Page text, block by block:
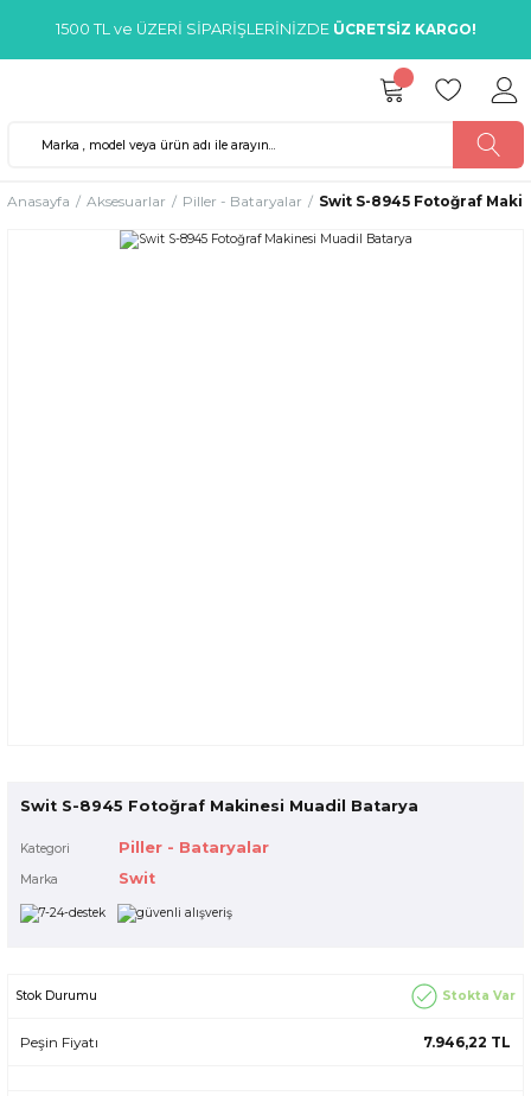
1500 TL ve ÜZERİ SİPARİŞLERİNİZDE ÜCRETSİZ KARGO!
Anasayfa Aksesuarlar Piller - Bataryalar Swit S-8945 Fotoğraf
Swit S-8945 Fotoğraf Makinesi Muadil Batarya
Kategori Piller - Bataryalar
Marka Swit
Stok Durumu Stokta Var
Peşin Fiyatı 7.946,22 TL